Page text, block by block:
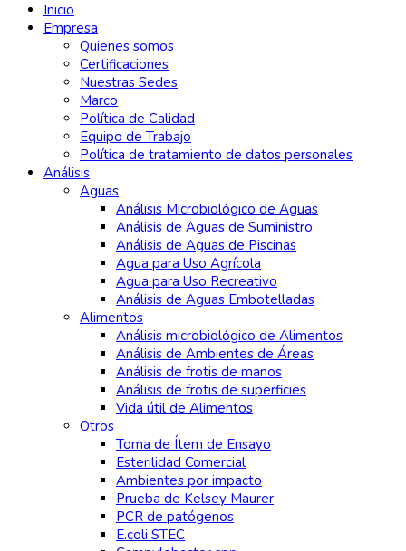
Inicio
Empresa
Quienes somos
Certificaciones
Nuestras Sedes
Marco
Política de Calidad
Equipo de Trabajo
Política de tratamiento de datos personales
Análisis
Aguas
Análisis Microbiológico de Aguas
Análisis de Aguas de Suministro
Análisis de Aguas de Piscinas
Agua para Uso Agrícola
Agua para Uso Recreativo
Análisis de Aguas Embotelladas
Alimentos
Análisis microbiológico de Alimentos
Análisis de Ambientes de Áreas
Análisis de frotis de manos
Análisis de frotis de superficies
Vida útil de Alimentos
Otros
Toma de Ítem de Ensayo
Esterilidad Comercial
Ambientes por impacto
Prueba de Kelsey Maurer
PCR de patógenos
E.coli STEC